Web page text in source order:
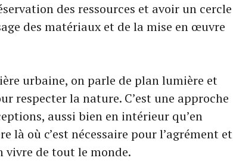
des ressources et avoir un cercle
des matériaux et de la mise en œuvre
urbaine, on parle de plan lumière et
respecter la nature. C’est une approche
aussi bien en intérieur qu’en
là où c’est nécessaire pour l’agrément et
vivre de tout le monde.